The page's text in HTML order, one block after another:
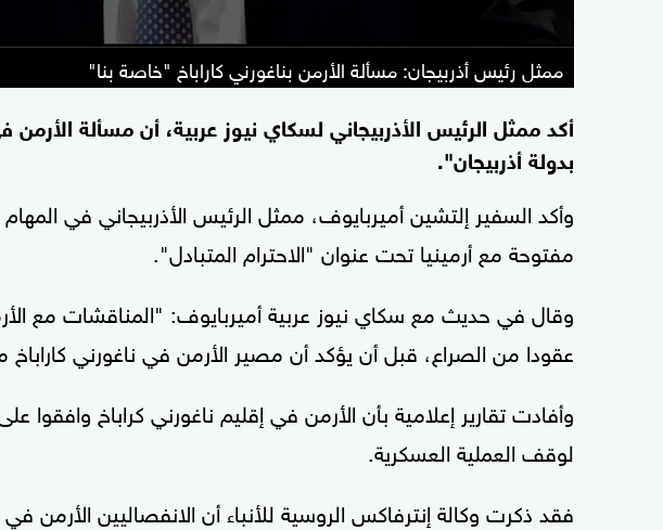
ممثل رئيس أذربيجان: مسألة الأرمن بناغورني كاراباخ "خاصة بنا"
أكد ممثل الرئيس الأذربيجاني لسكاي نيوز عربية، أن مسألة
بدولة أذربيجان".
وأكد السفير إلتشين أميربايوف، ممثل الرئيس الأذربيجاني في
مفتوحة مع أرمينيا تحت عنوان "الاحترام المتبادل".
وقال في حديث مع سكاي نيوز عربية أميربايوف: "المناقشات مع
عقودا من الصراع، قبل أن يؤكد أن مصير الأرمن في ناغورني كاراباخ
وأفادت تقارير إعلامية بأن الأرمن في إقليم ناغورني كراباخ وافقوا
لوقف العملية العسكرية.
فقد ذكرت وكالة إنترفاكس الروسية للأنباء أن الانفصاليين الأرمن